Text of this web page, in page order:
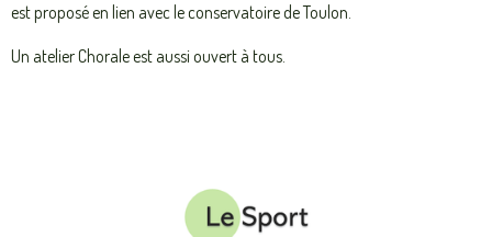
est proposéen lien avec le conservatoire de Toulon.
Un atelier Chorale est aussi ouvert à tous.